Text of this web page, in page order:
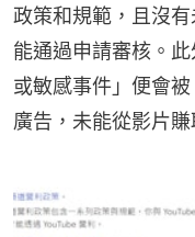
政策和規範，且沒
能通過申請審核。
或敏感事件」便會
廣告，未能從影片賺